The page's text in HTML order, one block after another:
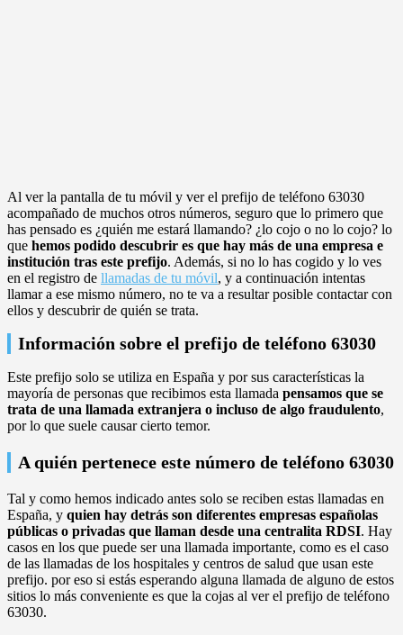
Al ver la pantalla de tu móvil y ver el prefijo de teléfono 63030
acompañado de muchos otros números, seguro que lo primero que
has pensado es ¿quién me estará llamando? ¿lo cojo o no lo cojo? lo
que hemos podido descubrir es que hay más de una empresa e
institución tras este prefijo. Además, si no lo has cogido y lo ves
en el registro de llamadas de tu móvil, y a continuación intentas
llamar a ese mismo número, no te va a resultar posible contactar con
ellos y descubrir de quién se trata.
Información sobre el prefijo de teléfono 63030
Este prefijo solo se utiliza en España y por sus características la
mayoría de personas que recibimos esta llamada pensamos que se
trata de una llamada extranjera o incluso de algo fraudulento,
por lo que suele causar cierto temor.
A quién pertenece este número de teléfono 63030
Tal y como hemos indicado antes solo se reciben estas llamadas en
España, y quien hay detrás son diferentes empresas españolas
públicas o privadas que llaman desde una centralita RDSI. Hay
casos en los que puede ser una llamada importante, como es el caso
de las llamadas de los hospitales y centros de salud que usan este
prefijo. por eso si estás esperando alguna llamada de alguno de estos
sitios lo más conveniente es que la cojas al ver el prefijo de teléfono
63030.